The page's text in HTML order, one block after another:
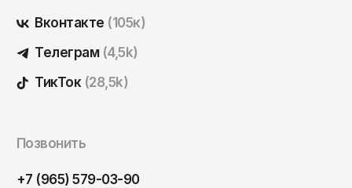
Вконтакте (105к)
Телеграм (4,5k)
ТикТок (28,5k)
Позвонить
+7 (965) 579-03-90